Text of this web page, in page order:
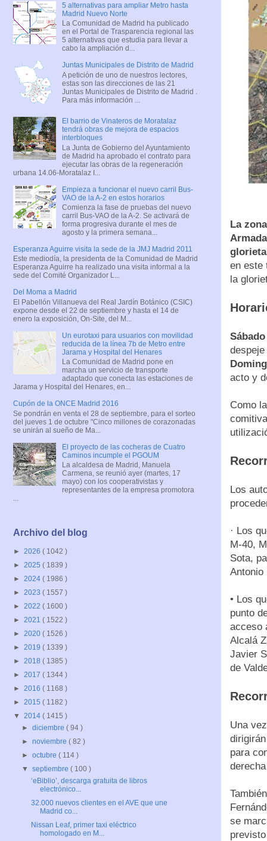
La
en este
la
acto y
Como
Los
· Los
M-40,
Sota,
Antonio
• Los
punto
acceso
Alcalá
Javier
de
Una
para
se
5 alternativas para ampliar Metro hasta
Madrid Nuevo Norte
La Comunidad de Madrid ha publicado
en el Portal de Trasparencia regional las
5 alternativas que estudia para llevar a
cabo la ampliación d...
Juntas Municipales de Distrito de Madrid
A petición de uno de nuestros lectores,
estas son las direcciones de las 21
Juntas Municipales de Distrito de Madrid .
Para más información ...
El barrio de Vinateros de Moratalaz
tendrá obras de mejora de espacios
interbloques
La Junta de Gobierno del Ayuntamiento
de Madrid ha aprobado el contrato para
ejecutar las obras de la regeneración
urbana 14.06-Moratalaz I...
Empieza a funcionar el nuevo carril Bus-
VAO de la A-2 en estos horarios
Comienza la fase de pruebas del nuevo
carril Bus-VAO de la A-2. Se activará de
forma progresiva durante el mes de
agosto y la primera semana...
Esperanza Aguirre visita la sede de la JMJ Madrid 2011
Este mediodía, la presidenta de la Comunidad de Madrid
Esperanza Aguirre ha realizado una visita informal a la
sede del Comité Organizador L...
Del Moma a Madrid
El Pabellón Villanueva del Real Jardín Botánico (CSIC)
expone desde el 22 de septiembre y hasta el 14 de
enero la exposición, On-Site, del M...
Un eurotaxi para usuarios con movilidad
reducida de la línea 7b de Metro entre
Jarama y Hospital del Henares
La Comunidad de Madrid pone en
marcha un servicio de transporte
adaptado que conecta las estaciones de
Jarama y Hospital del Henares, en...
Cupón de la ONCE Madrid 2016
Se pondrán en venta el 28 de septiembre, para el sorteo
del jueves 1 de octubre "Cinco millones de corazonadas
se unirán al sueño de Ma...
El proyecto de las cocheras de Cuatro
Caminos incumple el PGOUM
La alcaldesa de Madrid, Manuela
Carmena, se reunió ayer (martes, 17
mayo) con los cooperativistas y
representantes de la empresa promotora
...
Archivo del blog
► 2026 ( 1042 )
► 2025 ( 1839 )
► 2024 ( 1986 )
► 2023 ( 1557 )
► 2022 ( 1600 )
► 2021 ( 1522 )
► 2020 ( 1526 )
► 2019 ( 1339 )
► 2018 ( 1385 )
► 2017 ( 1344 )
► 2016 ( 1168 )
► 2015 ( 1182 )
▼ 2014 ( 1415 )
►diciembre( 94 )
►noviembre( 82 )
►octubre( 114 )
▼septiembre( 100 )
‘eBiblio’, descarga gratuita de libros
electrónico...
32.000 nuevos clientes en el AVE que une
Madrid co...
Nissan Leaf, primer taxi eléctrico
homologado en M...